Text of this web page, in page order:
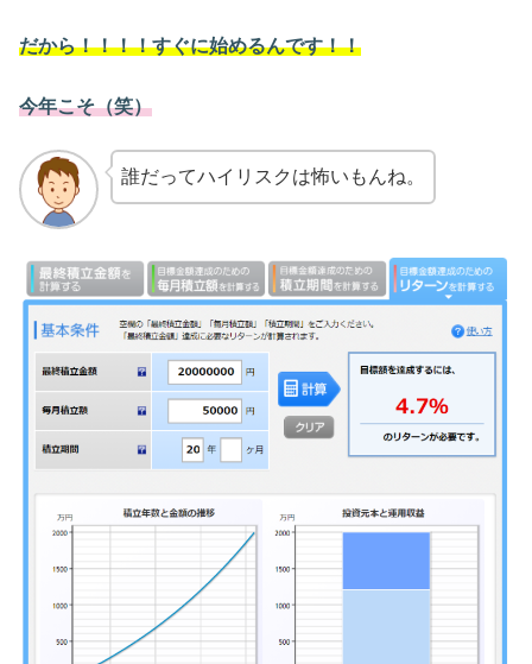
だから！！！！すぐに始めるんです！！
今年こそ（笑）
誰だってハイリスクは怖いもんね。